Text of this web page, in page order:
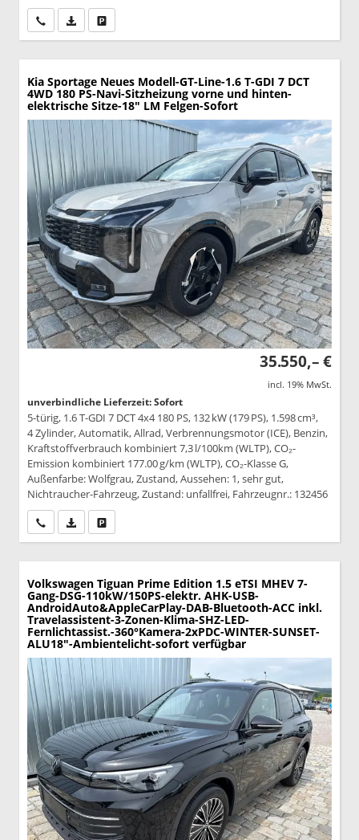
Wir rufen Sie anPDF-Datei, Fahrzeugexposé drucken
Kia Sportage Neues Modell-GT-Line-1.6 T-GDI 7 DCT
4WD 180 PS-Navi-Sitzheizung vorne und hinten-
elektrische Sitze-18" LM Felgen-Sofort
35.550,– €
incl. 19% MwSt.
unverbindliche Lieferzeit: Sofort
5-türig, 1.6 T-GDI 7 DCT 4x4 180 PS, 132 kW (179 PS), 1.598 cm³,
4 Zylinder, Automatik, Allrad, Verbrennungsmotor (ICE), Benzin,
Kraftstoffverbrauch kombiniert 7,3 l/100km (WLTP), CO₂-
Emission kombiniert 177.00 g/km (WLTP), CO₂-Klasse G,
Außenfarbe: Wolfgrau, Zustand, Aussehen: 1, sehr gut,
Nichtraucher-Fahrzeug, Zustand: unfallfrei, Fahrzeugnr.: 132456
Wir rufen Sie anPDF-Datei, Fahrzeugexposé drucken
Volkswagen Tiguan Prime Edition 1.5 eTSI MHEV 7-
Gang-DSG-110kW/150PS-elektr. AHK-USB-
AndroidAuto&AppleCarPlay-DAB-Bluetooth-ACC inkl.
Travelassistent-3-Zonen-Klima-SHZ-LED-
Fernlichtassist.-360°Kamera-2xPDC-WINTER-SUNSET-
ALU18"-Ambientelicht-sofort verfügbar